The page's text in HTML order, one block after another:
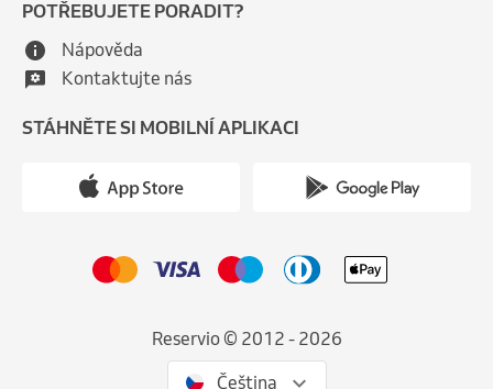
POTŘEBUJETE PORADIT?
Nápověda
Kontaktujte nás
STÁHNĚTE SI MOBILNÍ APLIKACI
Reservio © 2012 - 2026
Čeština